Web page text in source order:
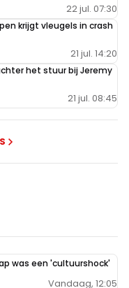
22 jul. 07:30
krijgt vleugels in crash
21 jul. 14:20
het stuur bij Jeremy
21 jul. 08:45
was een 'cultuurshock'
Vandaag, 12:05